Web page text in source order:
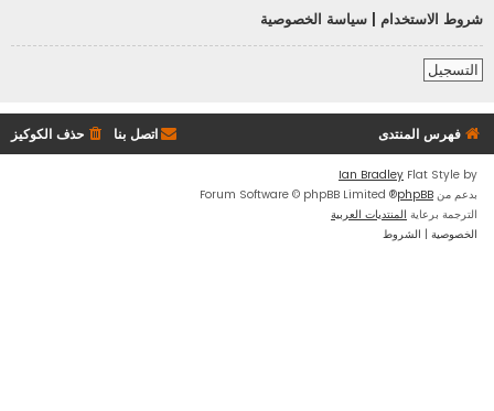
شروط الاستخدام
سياسة الخصوصية
التسجيل
فهرس المنتدى حذف الكوكيز اتصل بنا
Flat Style by
Ian Bradley
بدعم من phpBB
® Forum Software © phpBB Limited
الترجمة برعاية المنتديات العربية
الخصوصية | الشروط